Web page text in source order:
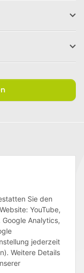
Sie den
YouTube,
Analytics,
jederzeit
Weitere Details